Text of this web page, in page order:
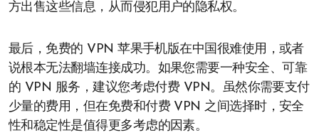
方出售这些信息，从而侵犯用户的隐私权。
最后，免费的 VPN 苹果手机版在中国很难使用，或者
说根本无法翻墙连接成功。如果您需要一种安全、可靠
的 VPN 服务，建议您考虑付费 VPN。虽然你需要支付
少量的费用，但在免费和付费 VPN 之间选择时，安全
性和稳定性是值得更多考虑的因素。